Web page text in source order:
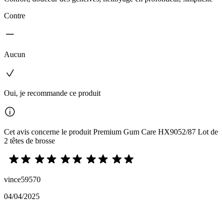
Contre
Aucun
Oui, je recommande ce produit
Cet avis concerne le produit Premium Gum Care HX9052/87 Lot de
2 têtes de brosse
vince59570
04/04/2025